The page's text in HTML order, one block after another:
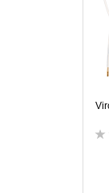
Vir